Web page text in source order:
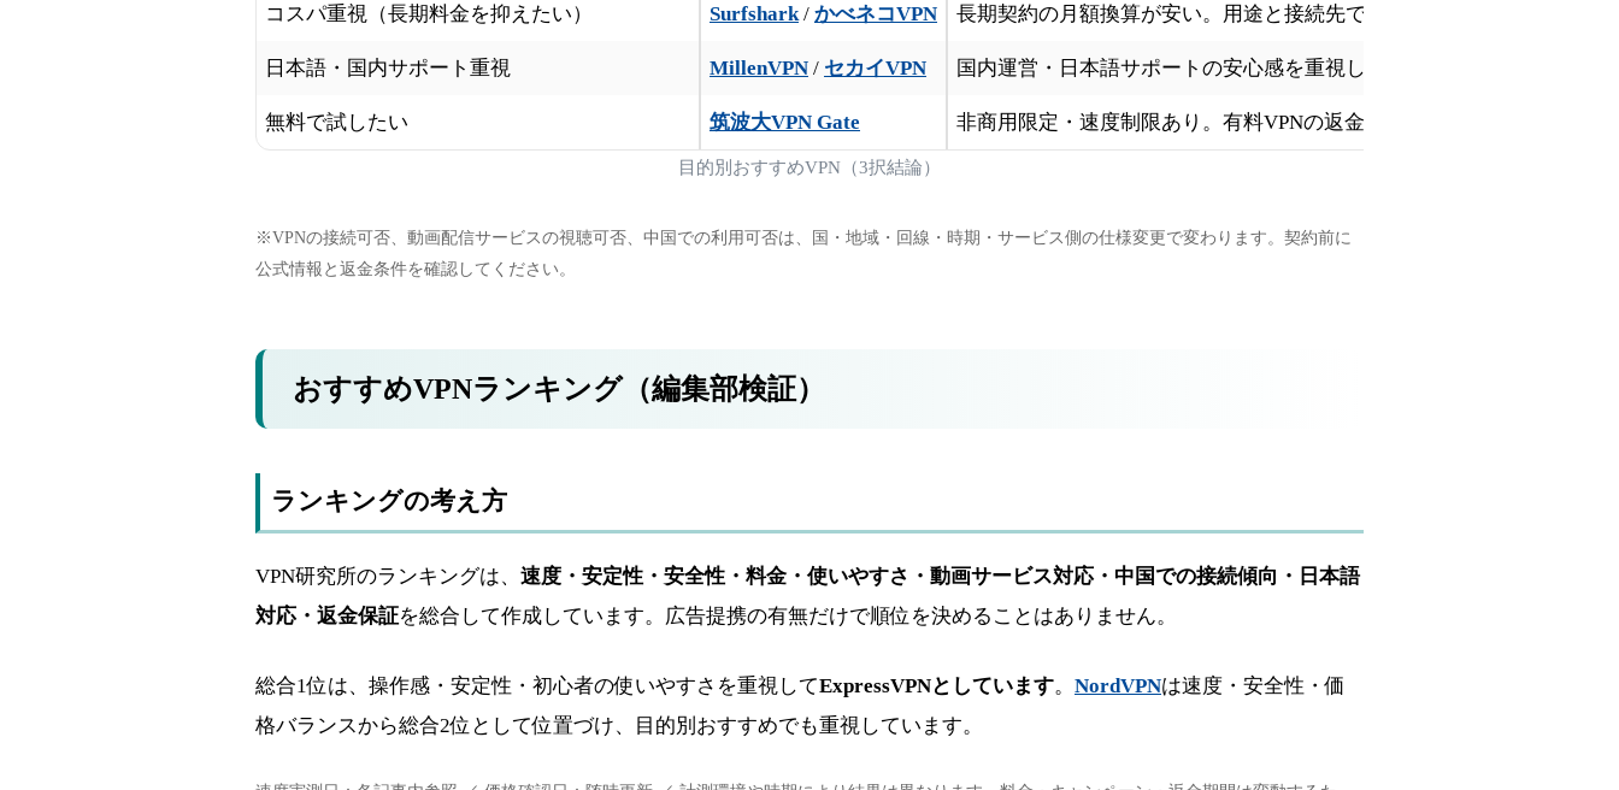
コスパ重視（長期料金を抑えたい） Surfshark/ かべネコVPN 長期契約の月額換算が安い。用途と接続先で使い分け。
日本語・国内サポート重視 MillenVPN / セカイVPN 国内運営・日本語サポートの安心感を重視したい方向け。
無料で試したい 筑波大VPN Gate 非商用限定・速度制限あり。有料VPNの返金保証（30日）と比較して
目的別おすすめVPN（3択結論）
※VPNの接続可否、動画配信サービスの視聴可否、中国での利用可否は、国・地域・回線・時期・サービス側の仕様変更で変わります。契約前に
公式情報と返金条件を確認してください。
おすすめVPNランキング（編集部検証）
ランキングの考え方
VPN研究所のランキングは、 速度・安定性・安全性・料金・使いやすさ・動画サービス対応・中国での接続傾向・日本語
対応・返金保証を総合して作成しています。広告提携の有無だけで順位を決めることはありません。
総合1位は、操作感・安定性・初心者の使いやすさを重視してExpressVPNとしています。 NordVPNは速度・安全性・価
格バランスから総合2位として位置づけ、目的別おすすめでも重視しています。